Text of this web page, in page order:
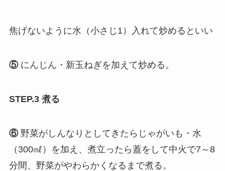
焦げないように水（小さじ1）入れて炒めるといい
⑤ にんじん・新玉ねぎを加えて炒める。
STEP.3 煮る
⑥野菜がしんなりとしてきたらじゃがいも・水
（300㎖）を加え、煮立ったら蓋をして中火で7～8
分間、野菜がやわらかくなるまで煮る。